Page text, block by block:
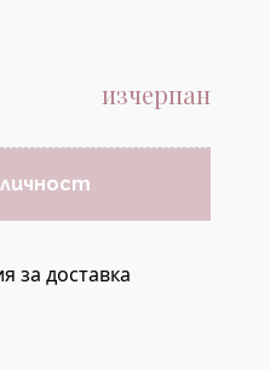
изчерпан
за доставка